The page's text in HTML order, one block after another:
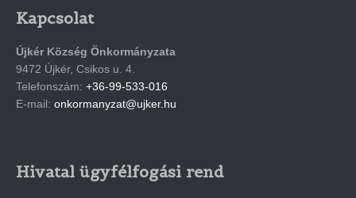
Kapcsolat
Újkér Község Önkormányzata
9472 Újkér, Csikos u. 4.
Telefonszám: +36-99-533-016
E-mail: onkormanyzat@ujker.hu
Hivatal ügyfélfogási rend